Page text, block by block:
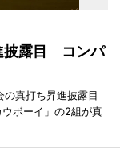
披露目 コンパ
真打ち昇進披露目
ボーイ」の2組が真